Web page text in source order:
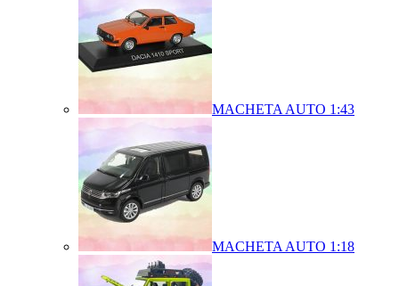
MACHETA AUTO 1:43
MACHETA AUTO 1:18